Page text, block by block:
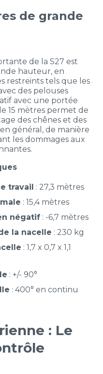
de grande
de la S27 est
hauteur, en
restreints tels que les
des pelouses
avec une portée
15 mètres permet de
des chênes et des
général, de manière
les dommages aux
travail : 27,3 mètres
: 15,4 mètres
négatif : -6,7 mètres
la nacelle : 230 kg
: 1,7 x 0,7 x 1,1
: +/- 90°
: 400° en continu
: Le